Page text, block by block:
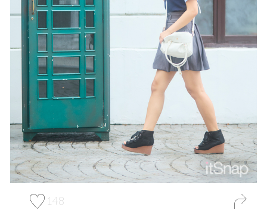
148